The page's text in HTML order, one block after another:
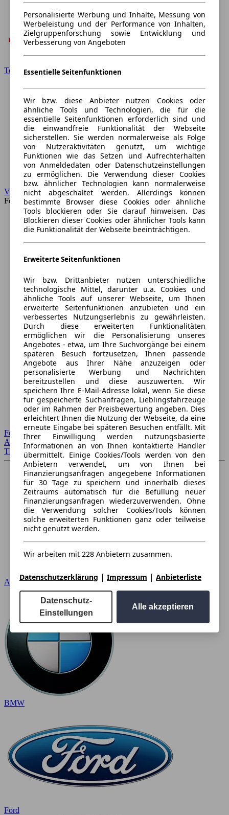
Personalisierte Werbung und Inhalte, Messung von
Werbeleistung und der Performance von Inhalten,
Zielgruppenforschung sowie Entwicklung und
Verbesserung von Angeboten
Essentielle Seitenfunktionen
Wir bzw. diese Anbieter nutzen Cookies oder
ähnliche Tools und Technologien, die für die
essentielle Seitenfunktionen erforderlich sind und
die einwandfreie Funktionalität der Webseite
sicherstellen. Sie werden normalerweise als Folge
von Nutzeraktivitäten genutzt, um wichtige
Funktionen wie das Setzen und Aufrechterhalten
von Anmeldedaten oder Datenschutzeinstellungen
zu ermöglichen. Die Verwendung dieser Cookies
bzw. ähnlicher Technologien kann normalerweise
nicht abgeschaltet werden. Allerdings können
bestimmte Browser diese Cookies oder ähnliche
Tools blockieren oder Sie darauf hinweisen. Das
Blockieren dieser Cookies oder ähnlicher Tools kann
die Funktionalität der Webseite beeinträchtigen.
Erweiterte Seitenfunktionen
Wir bzw. Drittanbieter nutzen unterschiedliche
technologische Mittel, darunter u.a. Cookies und
ähnliche Tools auf unserer Webseite, um Ihnen
erweiterte Seitenfunktionen anzubieten und ein
verbessertes Nutzungserlebnis zu gewährleisten.
Durch diese erweiterten Funktionalitäten
ermöglichen wir die Personalisierung unseres
Angebotes - etwa, um Ihre Suchvorgänge bei einem
späteren Besuch fortzusetzen, Ihnen passende
Angebote aus Ihrer Nähe anzuzeigen oder
personalisierte Werbung und Nachrichten
bereitzustellen und diese auszuwerten. Wir
speichern Ihre E-Mail-Adresse lokal, wenn Sie diese
für gespeicherte Suchanfragen, Lieblingsfahrzeuge
oder im Rahmen der Preisbewertung angeben. Dies
erleichtert Ihnen die Nutzung der Webseite, da eine
erneute Eingabe bei späteren Besuchen entfällt. Mit
Ihrer Einwilligung werden nutzungsbasierte
Informationen an von Ihnen kontaktierte Händler
übermittelt. Einige Cookies/Tools werden von den
Anbietern verwendet, um von Ihnen bei
Finanzierungsanfragen angegebene Informationen
für 30 Tage zu speichern und innerhalb dieses
Zeitraums automatisch für die Befüllung neuer
Finanzierungsanfragen wiederzuverwenden. Ohne
die Verwendung solcher Cookies/Tools können
solche erweiterten Funktionen ganz oder teilweise
nicht genutzt werden.
Wir arbeiten mit 228 Anbietern zusammen.
Datenschutzerklärung | Impressum | Anbieterliste
Datenschutz-
Einstellungen
Alle akzeptieren
Toyota
VW
Forum
Forum Startseite
Alle Auto-Foren
Themen-Forum
Audi
BMW
Ford